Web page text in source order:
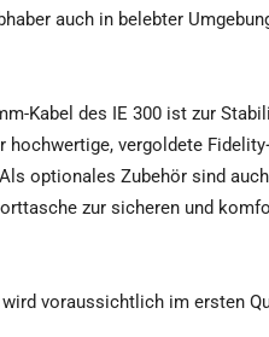
auch in belebter
Kabel des IE 300 ist zur
hochwertige, vergoldete
optionales Zubehör sind
zur sicheren und
wird voraussichtlich im ersten